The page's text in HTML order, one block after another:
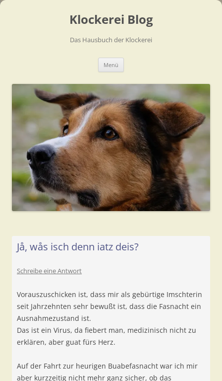
Klockerei Blog
Das Hausbuch der Klockerei
Menü
Jå, wås isch denn iatz deis?
Schreibe eine Antwort
Vorauszuschicken ist, dass mir als gebürtige Imschterin
seit Jahrzehnten sehr bewußt ist, dass die Fasnacht ein
Ausnahmezustand ist.
Das ist ein Virus, da fiebert man, medizinisch nicht zu
erklären, aber guat fürs Herz.
Auf der Fahrt zur heurigen Buabefasnacht war ich mir
aber kurzzeitig nicht mehr ganz sicher, ob das